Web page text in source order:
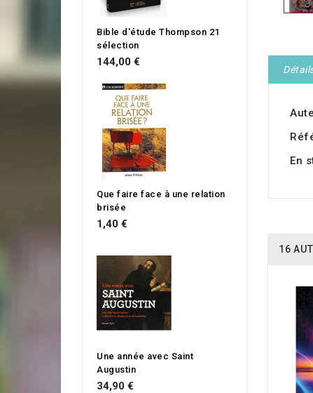
En
16
Bible d'étude Thompson 21
sélection
144,00 €
Que faire face à une relation
brisée
1,40 €
Une année avec Saint
Augustin
34,90 €